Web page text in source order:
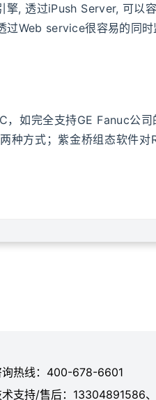
, 透过iPush Server, 可以
Web service很容易的同
如完全支持GE Fanuc公司
种方式；紫金桥组态软件
询热线：400-678-6601
术支持/售后：13304891586